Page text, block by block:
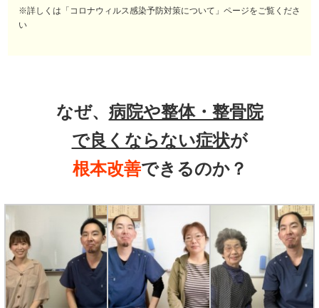
※詳しくは「コロナウィルス感染予防対策について」ページをご覧くださ
い
なぜ、 病院や整体・整骨院
で良くならない症状が
根本改善できるのか？